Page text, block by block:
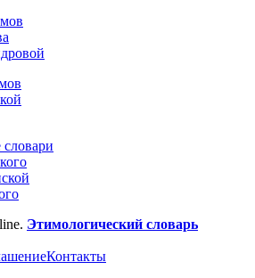
Этимологический словарь
Контакты